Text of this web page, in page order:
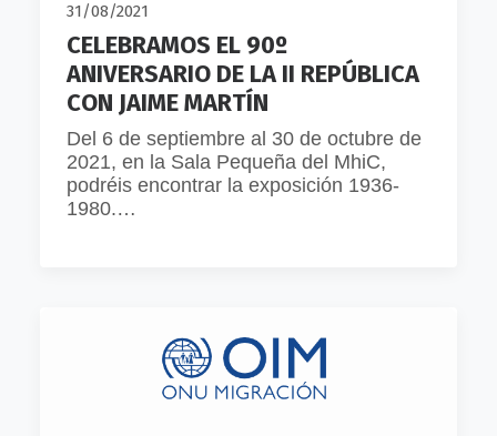
31/08/2021
CELEBRAMOS EL 90º
ANIVERSARIO DE LA II REPÚBLICA
CON JAIME MARTÍN
Del 6 de septiembre al 30 de octubre de
2021, en la Sala Pequeña del MhiC,
podréis encontrar la exposición 1936-
1980.…